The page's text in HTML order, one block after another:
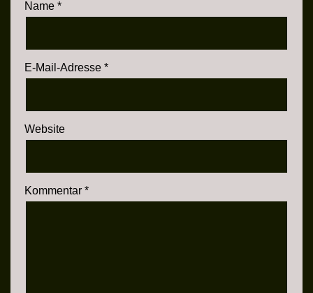
Name *
E-Mail-Adresse *
Website
Kommentar *